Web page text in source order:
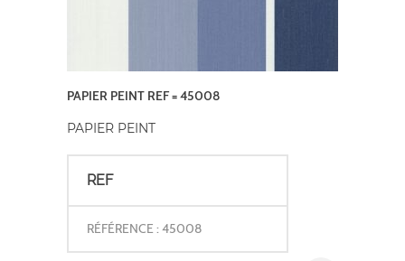
PAPIER PEINT REF = 45008
PAPIER PEINT
REF
RÉFÉRENCE : 45008